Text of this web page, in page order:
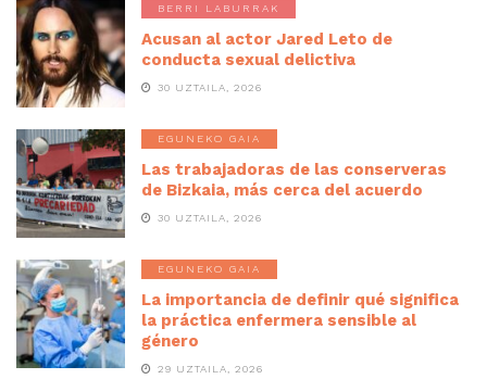
BERRI LABURRAK
Acusan al actor Jared Leto de
conducta sexual delictiva
30 UZTAILA, 2026
EGUNEKO GAIA
Las trabajadoras de las conserveras
de Bizkaia, más cerca del acuerdo
30 UZTAILA, 2026
EGUNEKO GAIA
La importancia de definir qué significa
la práctica enfermera sensible al
género
29 UZTAILA, 2026